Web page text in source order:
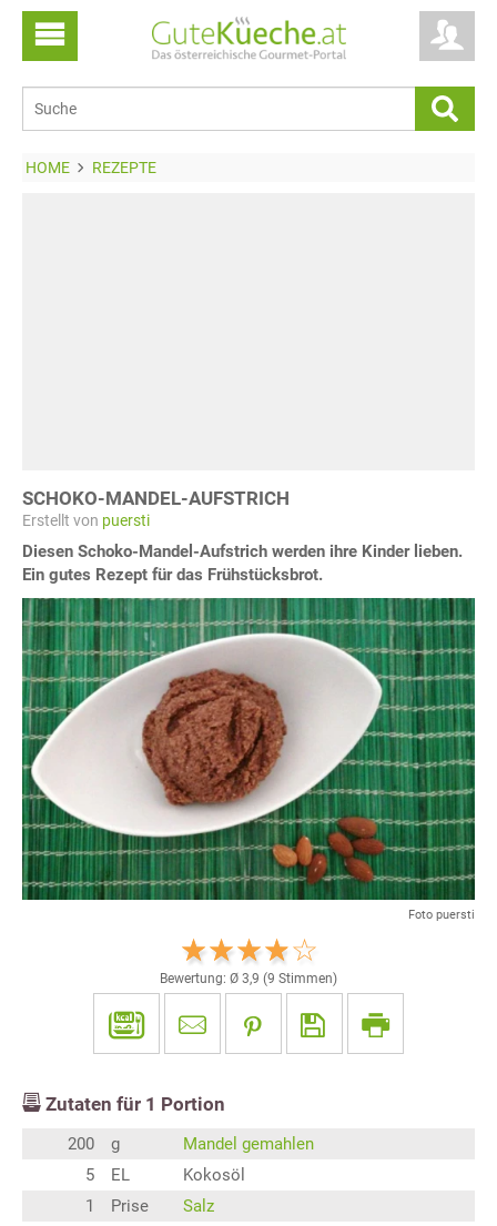
HOME REZEPTE
SCHOKO-MANDEL-AUFSTRICH
Erstellt von puersti
Diesen Schoko-Mandel-Aufstrich werden ihre Kinder lieben.
Ein gutes Rezept für das Frühstücksbrot.
Foto puersti
Bewertung: Ø 3,9 (9 Stimmen)
Zutaten für 1 Portion
200 g
Mandel gemahlen
5
EL
Kokosöl
1
Prise
Salz